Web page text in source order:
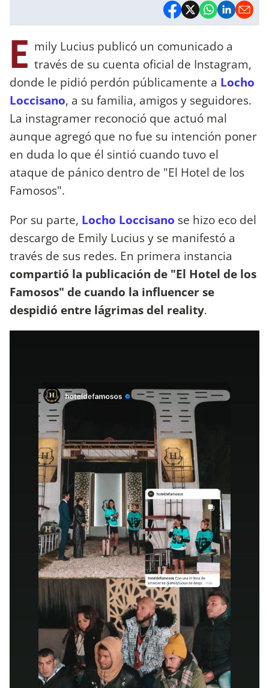
E mily Lucius publicó un comunicado a
través de su cuenta oficial de Instagram,
donde le pidió perdón públicamente a Locho
Loccisano, a su familia, amigos y seguidores.
La instagramer reconoció que actuó mal
aunque agregó que no fue su intención poner
en duda lo que él sintió cuando tuvo el
ataque de pánico dentro de "El Hotel de los
Famosos".
Por su parte, Locho Loccisano se hizo eco del
descargo de Emily Lucius y se manifestó a
través de sus redes. En primera instancia
compartió la publicación de "El Hotel de los
Famosos" de cuando la influencer se
despidió entre lágrimas del reality.